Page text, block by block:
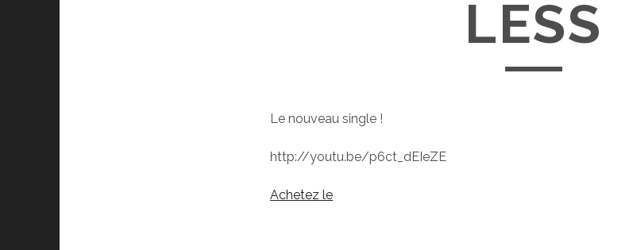
LESS
Le nouveau single !
http://youtu.be/p6ct_dEIeZE
Achetez le